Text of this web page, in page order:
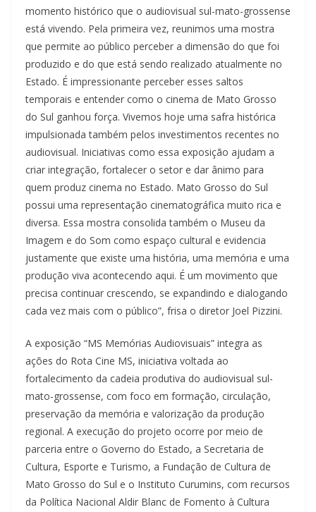
momento histórico que o audiovisual sul-mato-grossense
está vivendo. Pela primeira vez, reunimos uma mostra
que permite ao público perceber a dimensão do que foi
produzido e do que está sendo realizado atualmente no
Estado. É impressionante perceber esses saltos
temporais e entender como o cinema de Mato Grosso
do Sul ganhou força. Vivemos hoje uma safra histórica
impulsionada também pelos investimentos recentes no
audiovisual. Iniciativas como essa exposição ajudam a
criar integração, fortalecer o setor e dar ânimo para
quem produz cinema no Estado. Mato Grosso do Sul
possui uma representação cinematográfica muito rica e
diversa. Essa mostra consolida também o Museu da
Imagem e do Som como espaço cultural e evidencia
justamente que existe uma história, uma memória e uma
produção viva acontecendo aqui. É um movimento que
precisa continuar crescendo, se expandindo e dialogando
cada vez mais com o público”, frisa o diretor Joel Pizzini.
A exposição “MS Memórias Audiovisuais” integra as
ações do Rota Cine MS, iniciativa voltada ao
fortalecimento da cadeia produtiva do audiovisual sul-
mato-grossense, com foco em formação, circulação,
preservação da memória e valorização da produção
regional. A execução do projeto ocorre por meio de
parceria entre o Governo do Estado, a Secretaria de
Cultura, Esporte e Turismo, a Fundação de Cultura de
Mato Grosso do Sul e o Instituto Curumins, com recursos
da Política Nacional Aldir Blanc de Fomento à Cultura